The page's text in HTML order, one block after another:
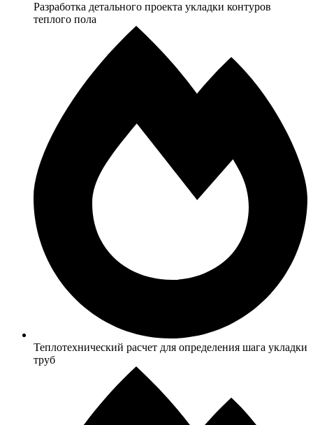
Разработка детального проекта укладки контуров
теплого пола
Теплотехнический расчет для определения шага укладки
труб